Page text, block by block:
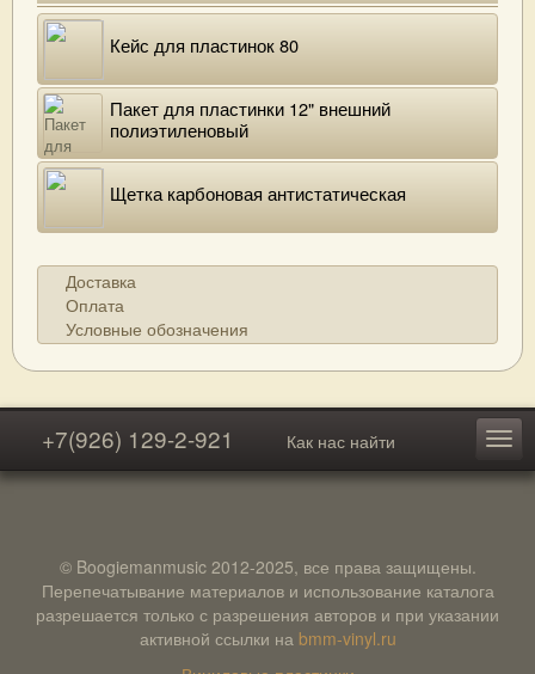
Кейс для пластинок 80
Пакет для пластинки 12" внешний
полиэтиленовый
Щетка карбоновая антистатическая
Доставка
Оплата
Условные обозначения
+7(926) 129-2-921 Как нас найти
© Boogiemanmusic 2012-2025, все права защищены.
Перепечатывание материалов и использование каталога
разрешается только с разрешения авторов и при указании
активной ссылки на bmm-vinyl.ru